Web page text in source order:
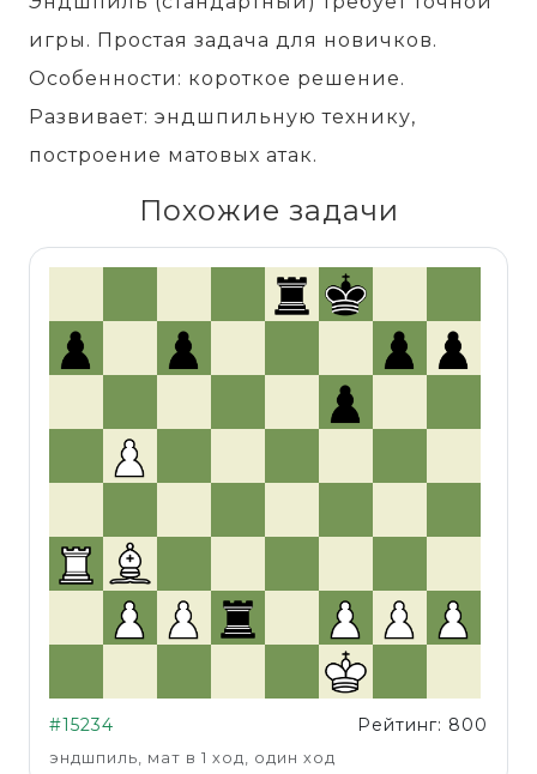
игры. Простая задача для новичков.
Особенности: короткое решение.
Развивает: эндшпильную технику,
построение матовых атак.
Похожие задачи
#15234 Рейтинг: 800
эндшпиль, мат в 1 ход, один ход